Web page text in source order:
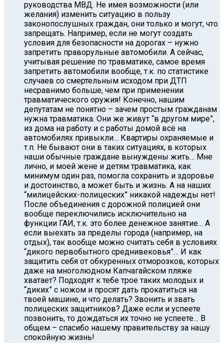
руководства МВД. Не имея возможности (или
желания) изменить ситуацию в пользу
законопослушных граждан, они только и могут, что
запрещать. Например, если не могут создать
условия для безопасности на дорогах – нужно
запретить праворульные автомобили. А сейчас,
учитывая решение по травматике, самое время
запретить автомобили вообще, т.к. по статистике
случаев со смертельным исходом при ДТП
несравнимо больше, чем при применении
травматического оружия! Конечно, нашим
депутатам не понятно – зачем простым гражданам
нужна травматика. Они же живут “в другом мире”,
из дома на работу и с работы домой всё на
автомобилях привыкли… Квартиры охраняемые и
т.п. Не бывают они в таких ситуациях, в которых
наши обычные граждане вынуждены жить… Мне
лично, и моей жене и детям травматика, как
минимум один раз, помогла сохранить и здоровье
и достоинство, а может быть и жизнь. А на наших
“милицейских-полицеских” никакой надежды нет!
После объединения с дорожной полицией они
вообще переключились исключительно на
функции ГАИ, т.к. это более денежное занятие… А
если выехать за пределы города (например, на
отдых), так вообще можно считать себя в условиях
“дикого первобытного среднивековья”… И как
защитить себя от обкуренных отморозков, которых
даже на многолюдном Капчагайском пляже
хватает? Подходят к тебе трое таких молодых и
“диких” с ножом и просят дать прокатиться на
твоей машине, и что делать? Звонить и звать
полицеских защитников? Даже если и успеете
позвонить, то дождаться их точно не успеете… В
общем – спасибо нашему правительству за нашу
спокойную жизнь!